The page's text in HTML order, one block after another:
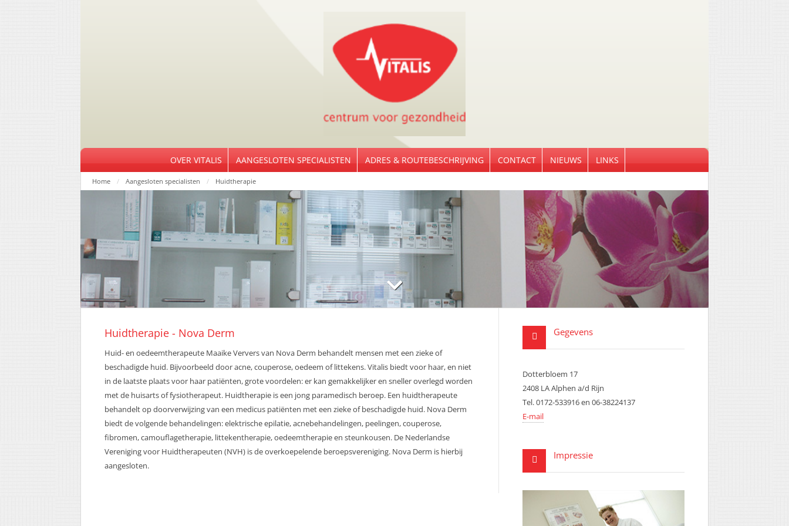
OVER VITALIS AANGESLOTEN SPECIALISTEN ADRES & ROUTEBESCHRIJVING CONTACT NIEUWS LINKS
Home Aangesloten specialisten Huidtherapie
Huidtherapie - Nova Derm
Huid- en oedeemtherapeute Maaike Ververs van Nova Derm behandelt mensen met een zieke of
beschadigde huid. Bijvoorbeeld door acne, couperose, oedeem of littekens. Vitalis biedt voor haar, en niet
in de laatste plaats voor haar patiënten, grote voordelen: er kan gemakkelijker en sneller overlegd worden
met de huisarts of fysiotherapeut. Huidtherapie is een jong paramedisch beroep. Een huidtherapeute
behandelt op doorverwijzing van een medicus patiënten met een zieke of beschadigde huid. Nova Derm
biedt de volgende behandelingen: elektrische epilatie, acnebehandelingen, peelingen, couperose,
fibromen, camouflagetherapie, littekentherapie, oedeemtherapie en steunkousen. De Nederlandse
Vereniging voor Huidtherapeuten (NVH) is de overkoepelende beroepsvereniging. Nova Derm is hierbij
aangesloten.
Gegevens
Dotterbloem 17
2408 LA Alphen a/d Rijn
Tel. 0172-533916 en 06-38224137
E-mail
Impressie